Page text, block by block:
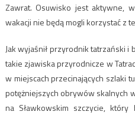
Zawrat. Osuwisko jest aktywne,
wakacji nie będą mogli korzystać z
Jak wyjaśnił przyrodnik tatrzański i
takie zjawiska przyrodnicze w
w miejscach przecinających szlaki
potężniejszych obrywów skalnych
na Sławkowskim szczycie,